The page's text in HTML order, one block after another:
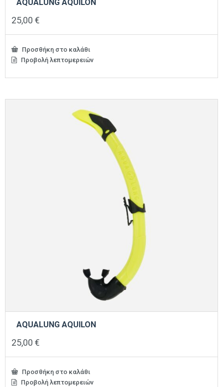
AQUALUNG AQUILON
25,00 €
Προσθήκη στο καλάθι
Προβολή λεπτομερειών
AQUALUNG AQUILON
25,00 €
Προσθήκη στο καλάθι
Προβολή λεπτομερειών